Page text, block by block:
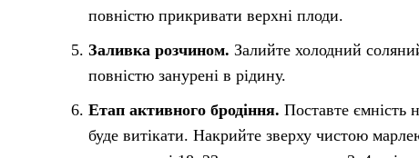
повністю прикривати верхні плоди.
Заливка розчином. Залийте холодний
повністю занурені в рідину.
Етап активного бродіння. Поставте ємність
буде витікати. Накрийте зверху чистою